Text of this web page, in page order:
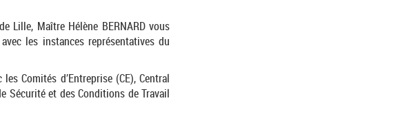
Lille, Maître Hélène BERNARD vous
les instances représentatives du
Comités d’Entreprise (CE), Central
Sécurité et des Conditions de Travail